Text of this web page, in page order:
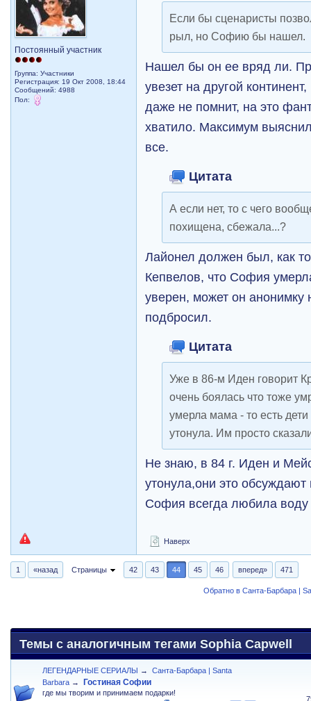
Постоянный участник
Группа: Участники
Регистрация: 19 Окт 2008, 18:44
Сообщений: 4988
Пол:
Если бы сценаристы
рыл, но Софию бы нашел.
Нашел бы он ее вряд ли.
увезет на другой
даже не помнит, на это
хватило. Максимум
все.
Цитата
А если нет, то с чего
похищена, сбежала...?
Лайонел должен был, как
Кепвелов, что София
уверен, может он
подбросил.
Цитата
Уже в 86-м Иден говорит
очень боялась что тоже
умерла мама - то есть
утонула. Им просто
Не знаю, в 84 г. Иден и
утонула,они это
София всегда любила воду
Наверх
1 «назад Страницы 42 43 44 45 46 вперед» 471
Обратно в Санта-Барбара |
Темы с аналогичным тегами Sophia Capwell
ЛЕГЕНДАРНЫЕ СЕРИАЛЫ →
Санта-Барбара | Santa
Barbara → Гостиная Софии
где мы творим и принимаем подарки!